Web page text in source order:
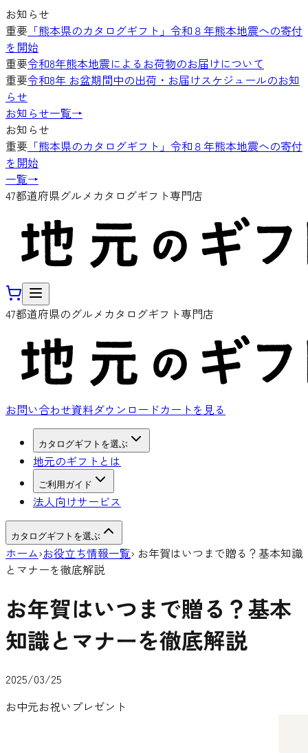
お知らせ
重要 「熊本県のカタログギフト」令和８年熊本地震への寄付
を開始
重要令和8年熊本地震によるお荷物のお届けについて
重要令和8年 お盆期間中の出荷・お届けスケジュールのお知
らせ
お知らせ一覧→
お知らせ
重要 「熊本県のカタログギフト」令和８年熊本地震への寄付
を開始
一覧→
47都道府県グルメカタログギフト専門店
47都道府県のグルメカタログギフト専門店
お問い合わせ資料ダウンロードカートを見る
カタログギフトを選ぶ
地元のギフトとは
ご利用ガイド
法人向けサービス
カタログギフトを選ぶ
ホーム›お役立ち情報一覧› お年賀はいつまで贈る？基本知識
とマナーを徹底解説
お年賀はいつまで贈る？基本
知識とマナーを徹底解説
2025/03/25
お中元お祝い プレゼント